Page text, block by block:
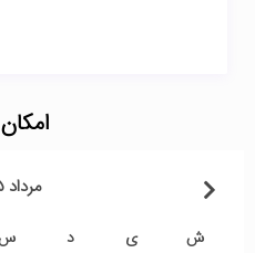
مرداد 1405
ش ی د